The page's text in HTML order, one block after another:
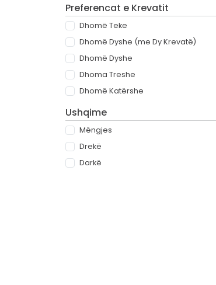
Preferencat e Krevatit
Dhomë Teke
Dhomë Dyshe (me Dy Krevatë)
Dhomë Dyshe
Dhoma Treshe
Dhomë Katërshe
Ushqime
Mëngjes
Drekë
Darkë